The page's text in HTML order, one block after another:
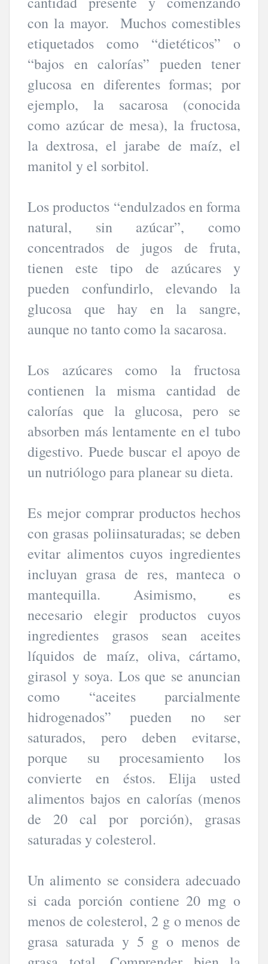
con la mayor. Muchos comestibles
etiquetados como “dietéticos” o
“bajos en calorías” pueden tener
glucosa en diferentes formas; por
ejemplo, la sacarosa (conocida
como azúcar de mesa), la fructosa,
la dextrosa, el jarabe de maíz, el
manitol y el sorbitol.
Los productos “endulzados en forma
natural, sin azúcar”, como
concentrados de jugos de fruta,
tienen este tipo de azúcares y
pueden confundirlo, elevando la
glucosa que hay en la sangre,
aunque no tanto como la sacarosa.
Los azúcares como la fructosa
contienen la misma cantidad de
calorías que la glucosa, pero se
absorben más lentamente en el tubo
digestivo. Puede buscar el apoyo de
un nutriólogo para planear su dieta.
Es mejor comprar productos hechos
con grasas poliinsaturadas; se deben
evitar alimentos cuyos ingredientes
incluyan grasa de res, manteca o
mantequilla. Asimismo, es
necesario elegir productos cuyos
ingredientes grasos sean aceites
líquidos de maíz, oliva, cártamo,
girasol y soya. Los que se anuncian
como “aceites parcialmente
hidrogenados” pueden no ser
saturados, pero deben evitarse,
porque su procesamiento los
convierte en éstos. Elija usted
alimentos bajos en calorías (menos
de 20 cal por porción), grasas
saturadas y colesterol.
Un alimento se considera adecuado
si cada porción contiene 20 mg o
menos de colesterol, 2 g o menos de
grasa saturada y 5 g o menos de